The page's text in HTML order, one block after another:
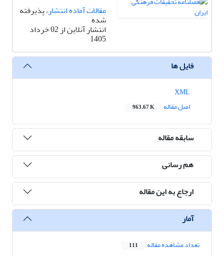
مقالات آماده انتشار، پذیرفته
شده
انتشار آنلاین از 02 خرداد
1405
فایل ها
اصل مقاله
963.67 K
سابقه مقاله
هم رسانی
ارجاع به این مقاله
آمار
تعداد مشاهده مقاله 111